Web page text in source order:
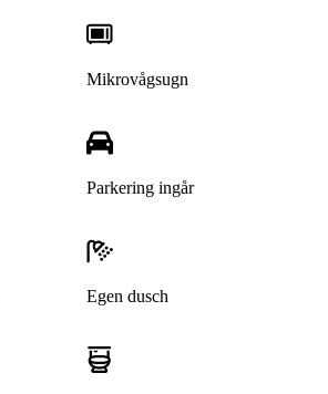
Mikrovågsugn
Parkering ingår
Egen dusch